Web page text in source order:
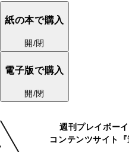
紙の本で購入
開/閉
電子版で購入
開/閉
週刊プレイボー
コンテンツサイト